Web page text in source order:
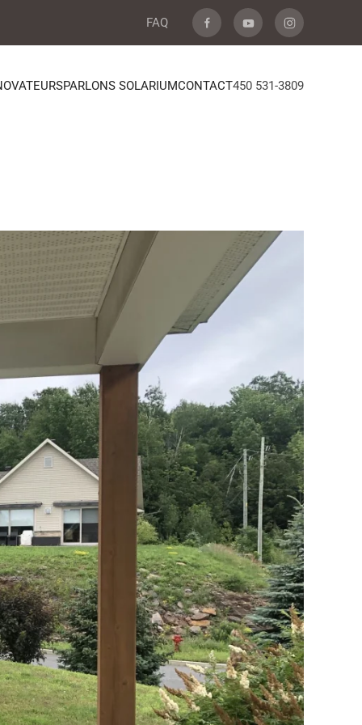
FAQ
PARLONS SOLARIUMCONTACT450 531-3809